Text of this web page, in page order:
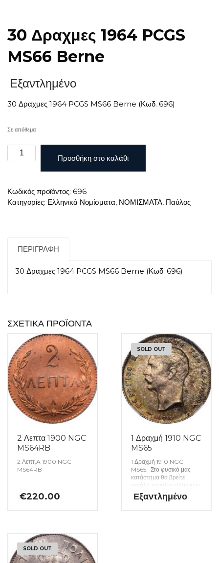
30 Δραχμες 1964 PCGS
MS66 Berne
Εξαντλημένο
30 Δραχμες 1964 PCGS MS66 Berne (Κωδ. 696)
Σε απόθεμα
Δραχμες
MS66
Berne
Προσθήκη στο καλάθι
Κωδικός προϊόντος: 696
Κατηγορίες: Ελληνικά Νομίσματα, ΝΟΜΙΣΜΑΤΑ, Παύλος
ΠΕΡΙΓΡΑΦΉ
30 Δραχμες 1964 PCGS MS66 Berne (Κωδ. 696)
ΣΧΕΤΙΚΆ ΠΡΟΪΌΝΤΑ
2 Λεπτα 1900 NGC
MS64RB
2 Λεπτ;A 1900 NGC
MS64RB
€220.00
SOLD OUT
1 Δραχμή 1910 NGC
MS65
1 Δραχμή 1910 NGC
MS65. Στο φυσικό μας
κατάστημα θα βρείτε
μεγάλη ποικιλία ελληνικών
και ξένων νομισμάτων και
χαρτονομισμάτων καθώς
Εξαντλημένο
SOLD OUT